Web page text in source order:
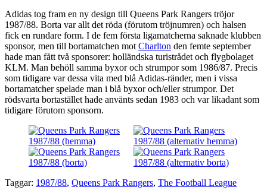
Adidas tog fram en ny design till Queens Park Rangers tröjor
1987/88. Borta var allt det röda (förutom tröjnumren) och halsen
fick en rundare form. I de fem första ligamatcherna saknade klubben
sponsor, men till bortamatchen motCharlton den femte september
hade man fått två sponsorer: holländska turistrådet och flygbolaget
KLM. Man behöll samma byxor och strumpor som 1986/87. Precis
som tidigare var dessa vita med blå Adidas-ränder, men i vissa
bortamatcher spelade man i blå byxor och/eller strumpor. Det
rödsvarta bortastället hade använts sedan 1983 och var likadant som
tidigare förutom sponsorn.
Taggar: 1987/88, Queens Park Rangers, The Football League